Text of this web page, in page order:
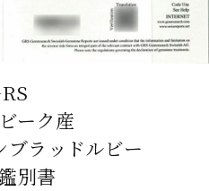
ーク産
ラッドルビー
別書